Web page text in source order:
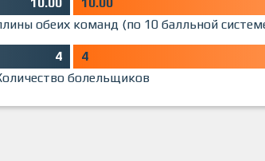
обеих команд (по 10 балльной
4
4
болельщиков